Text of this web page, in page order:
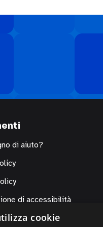
di aiuto?
di accessibilità
cookie